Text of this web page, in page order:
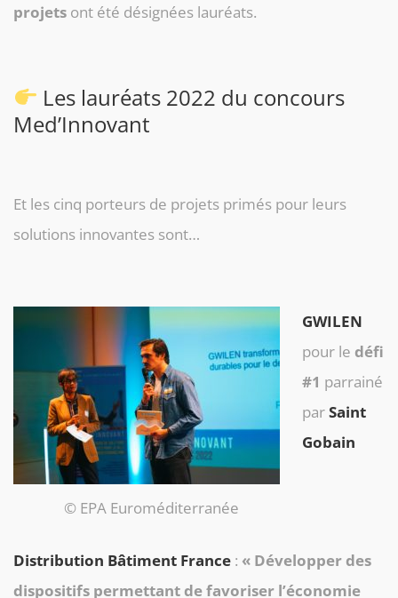
projets ont été désignées lauréats.
Les lauréats 2022 du concours
Med’Innovant
Et les cinq porteurs de projets primés pour leurs
solutions innovantes sont…
© EPA Euroméditerranée
GWILEN
pour le défi
#1 parrainé
parSaint
Gobain
Distribution Bâtiment France : « Développer des
dispositifs permettant de favoriser l’économie